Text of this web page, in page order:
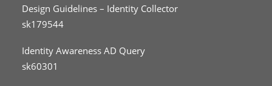
Design Guidelines – Identity Collector
sk179544
Identity Awareness AD Query
sk60301